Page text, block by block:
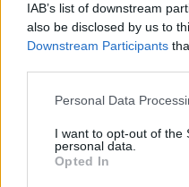
IAB’s list of downstream
also be disclosed by us to
Downstream Participants
Personal Data
I want to opt-out of the
personal data.
Opted In
0 Svara